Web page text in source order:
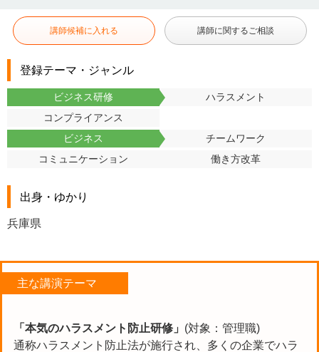
講師候補に入れる 講師に関するご相談
登録テーマ・ジャンル
ビジネス研修
ハラスメント
コンプライアンス
ビジネス
チームワーク
コミュニケーション
働き方改革
出身・ゆかり
兵庫県
主な講演テーマ
「本気のハラスメント防止研修」 (対象：管理職)
通称ハラスメント防止法が施行され、多くの企業でハラ